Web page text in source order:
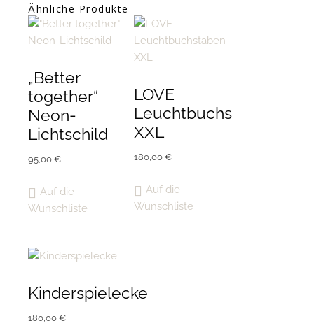
Ähnliche Produkte
„Better
together“
Neon-
Lichtschild
95,00 €
Auf die
Wunschliste
LOVE
Leuchtbuchstaben
XXL
180,00€
Auf die
Wunschliste
Kinderspielecke
180,00 €